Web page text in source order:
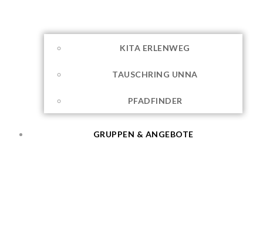
KITA ERLENWEG
TAUSCHRING UNNA
PFADFINDER
GRUPPEN & ANGEBOTE